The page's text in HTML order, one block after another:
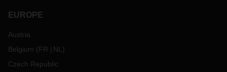
EUROPE
Austria
Belgium (FR NL )
Czech Republic